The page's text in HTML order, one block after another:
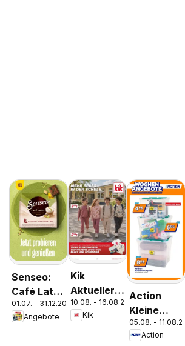
Senseo:
Café Latte
Dubai
Chocolate
01.07. - 31.12.2026
Angebote
Kik
Aktueller
Prospekt
10.08. - 16.08.2026
Kik
Action
Kleine
Preise,
große
05.08. -
Action